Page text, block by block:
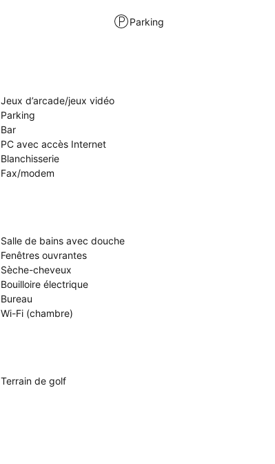
Parking
Jeux d’arcade/jeux vidéo
Parking
Bar
PC avec accès Internet
Blanchisserie
Fax/modem
Salle de bains avec douche
Fenêtres ouvrantes
Sèche-cheveux
Bouilloire électrique
Bureau
Wi-Fi (chambre)
Terrain de golf